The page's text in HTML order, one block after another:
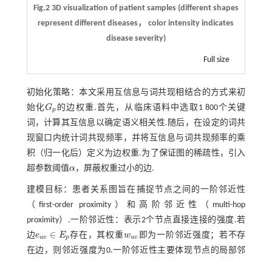
Fig.2 3D visualization of patient samples (different shapes
represent different diseases， color intensity indicates
disease severity)
Full size
初始化策略：本文采用互信息与词共现相结合的方式来初
始化Gp
Gp 的边权重.首先，从临床语料中选取1 800个关键
词，计算其互信息以确定语义相关性.随后，在设定的词共
现窗口内统计词共现频率，并将互信息与词共现频率的乘
积（归一化后）定义为边权重.为了保证图的稀疏性，引入
超参数阈值α
α ，屏蔽权重过小的边.
建模目标：患者关系图旨在捕捉节点之间的一阶邻近性
（first-order proximity）和高阶邻近性（multi-hop
proximity）.一阶邻近性：表示2个节点直接连接的强度.若
边euv ∈ Ep
euv ∈ Ep 存在，其权重wuv
wuv 即为一阶邻近强度；若不存
在边，则邻近强度为0.一阶邻近性主要体现节点的局部邻